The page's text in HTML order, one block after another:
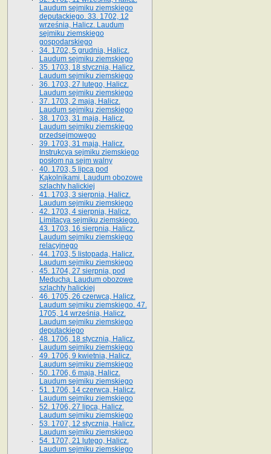
Laudum sejmiku ziemskiego
deputackiego. 33. 1702, 12
września, Halicz. Laudum
sejmiku ziemskiego
gospodarskiego
34. 1702, 5 grudnia, Halicz.
Laudum sejmiku ziemskiego
35. 1703, 18 stycznia, Halicz.
Laudum sejmiku ziemskiego
36. 1703, 27 lutego, Halicz.
Laudum sejmiku ziemskiego
37. 1703, 2 maja, Halicz.
Laudum sejmiku ziemskiego
38. 1703, 31 maja, Halicz.
Laudum sejmiku ziemskiego
przedsejmowego
39. 1703, 31 maja, Halicz.
Instrukcya sejmiku ziemskiego
posłom na sejm walny
40. 1703, 5 lipca pod
Kąkolnikami. Laudum obozowe
szlachty halickiej
41­. 1703, 3 sierpnia, Halicz.
Laudum sejmiku ziemskiego
42. 1703, 4 sierpnia, Halicz.
Limitacya sejmiku ziemskiego.
43. 1703, 16 sierpnia, Halicz.
Laudum sejmiku ziemskiego
relacyjnego
44. 1703, 5 listopada, Halicz.
Laudum sejmiku ziemskiego
45. 1704, 27 sierpnia, pod
Meduchą. Laudum obozowe
szlachty halickiej
46. 1705, 26 czerwca, Halicz.
Laudum sejmiku ziemskiego. 47.
1705, 14 września, Halicz.
Laudum sejmiku ziemskiego
deputackiego
48. 1706, 18 stycznia, Halicz.
Laudum sejmiku ziemskiego
49. 1706, 9 kwietnia, Halicz.
Laudum sejmiku ziemskiego
50. 1706, 6 maja, Halicz.
Laudum sejmiku ziemskiego
51. 1706, 14 czerwca, Halicz.
Laudum sejmiku ziemskiego
52. 1706, 27 lipca, Halicz.
Laudum sejmiku ziemskiego
53. 1707, 12 stycznia, Halicz.
Laudum sejmiku ziemskiego
54. 1707, 21 lutego, Halicz.
Laudum sejmiku ziemskiego